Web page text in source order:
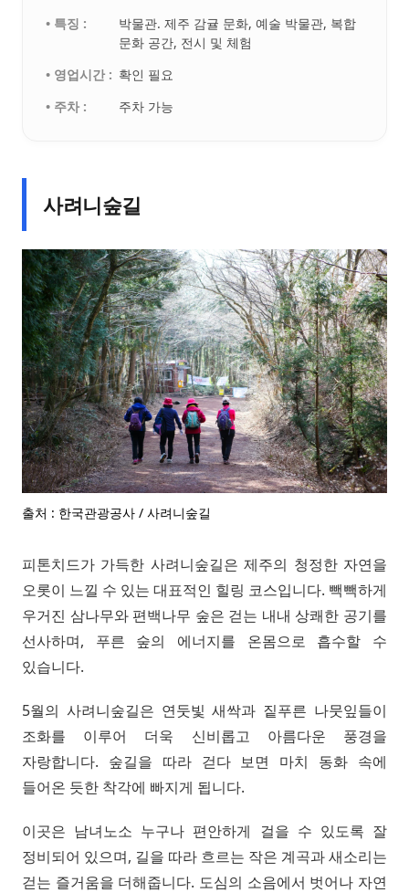
• 특징 :
박물관. 제주 감귤 문화, 예술 박물관, 복합
문화 공간, 전시 및 체험
• 영업시간 : 확인 필요
• 주차 :
주차 가능
사려니숲길
출처 : 한국관광공사 / 사려니숲길
피톤치드가 가득한 사려니숲길은 제주의 청정한 자연을
오롯이 느낄 수 있는 대표적인 힐링 코스입니다. 빽빽하게
우거진 삼나무와 편백나무 숲은 걷는 내내 상쾌한 공기를
선사하며, 푸른 숲의 에너지를 온몸으로 흡수할 수
있습니다.
5월의 사려니숲길은 연둣빛 새싹과 짙푸른 나뭇잎들이
조화를 이루어 더욱 신비롭고 아름다운 풍경을
자랑합니다. 숲길을 따라 걷다 보면 마치 동화 속에
들어온 듯한 착각에 빠지게 됩니다.
이곳은 남녀노소 누구나 편안하게 걸을 수 있도록 잘
정비되어 있으며, 길을 따라 흐르는 작은 계곡과 새소리는
걷는 즐거움을 더해줍니다. 도심의 소음에서 벗어나 자연